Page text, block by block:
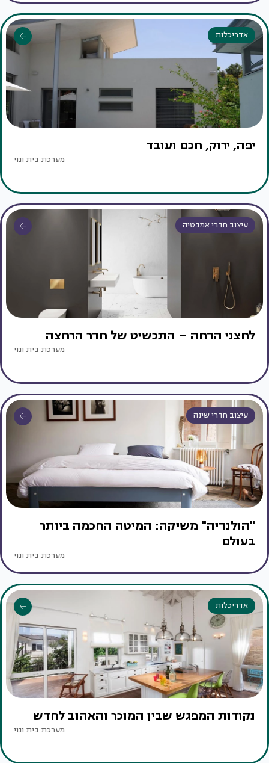
אדריכלות
יפה, ירוק, חכם ועובד
מערכת בית ונוי
עיצוב חדרי אמבטיה
לחצני הדחה – התכשיט של חדר הרחצה
מערכת בית ונוי
עיצוב חדרי שינה
"הולנדיה" משיקה: המיטה החכמה ביותר
בעולם
מערכת בית ונוי
אדריכלות
נקודות המפגש שבין המוכר והאהוב לחדש
מערכת בית ונוי